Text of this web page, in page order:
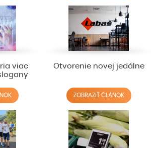
viac
Otvorenie novej jedálne
ZOBRAZIŤ ČLÁNOK